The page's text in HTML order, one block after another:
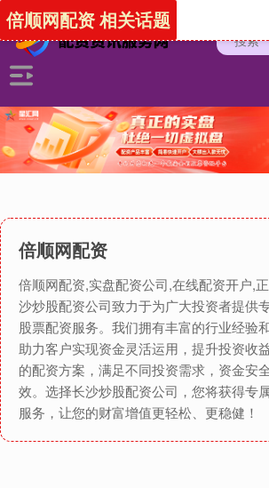
倍顺网配资
倍顺网配资,实盘配资公司,在线配资开户,
沙炒股配资公司致力于为广大投资者提供
股票配资服务。我们拥有丰富的行业经验
助力客户实现资金灵活运用，提升投资收
的配资方案，满足不同投资需求，资金安
效。选择长沙炒股配资公司，您将获得专
服务，让您的财富增值更轻松、更稳健！
倍顺网配资 相关话题